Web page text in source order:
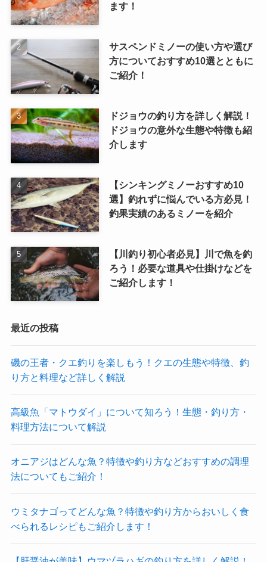
ます！
サスペンドミノーの使い方や選び
方についておすすめ10選とともに
ご紹介！
ドジョウの釣り方を詳しく解説！
ドジョウの意外な生態や特徴も紹
介します
【シンキングミノーおすすめ10
選】釣れずに悩んでいる方必見！
釣果実績のあるミノーを紹介
【川釣り初心者必見】川で魚を釣
ろう！必要な道具や仕掛けなどを
ご紹介します！
最近の投稿
磯の王者・クエ釣りを楽しもう！クエの生態や特徴、釣
り方と料理など詳しく解説
高級魚「マトウダイ」について知ろう！生態・釣り方・
料理方法について解説
オニアジはどんな魚？特徴や釣り方などおすすめの調理
法についてもご紹介！
ウミタナゴってどんな魚？特徴や釣り方からおいしく食
べられるレシピもご紹介します！